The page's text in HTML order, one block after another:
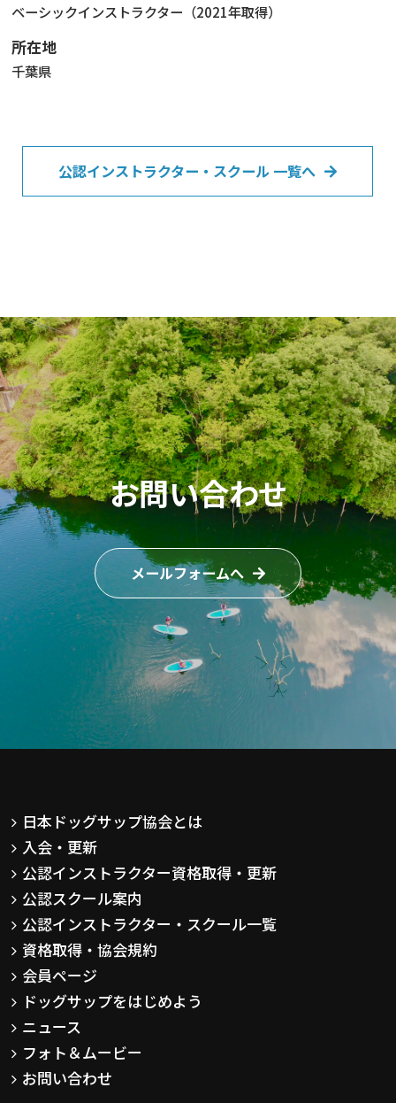
ベーシックインストラクター（2021年取得）
所在地
千葉県
公認インストラクター・スクール 一覧へ
お問い合わせ
メールフォームへ
日本ドッグサップ協会とは
入会・更新
公認インストラクター資格取得・更新
公認スクール案内
公認インストラクター・スクール一覧
資格取得・協会規約
会員ページ
ドッグサップをはじめよう
ニュース
フォト＆ムービー
お問い合わせ